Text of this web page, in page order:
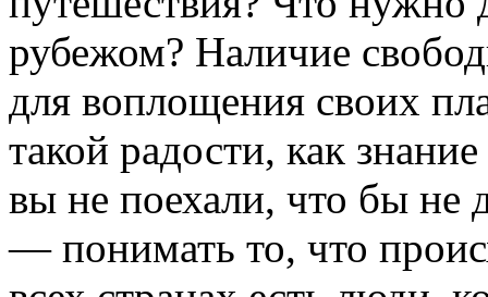
рубежом? Наличие
для воплощения своих
такой радости, как
вы не поехали, что бы не
— понимать то, что